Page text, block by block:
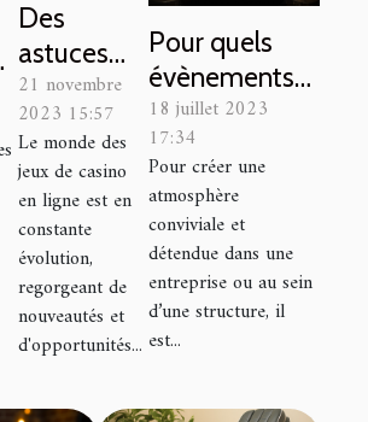
Des
astuces
pour
découvrir
les
nouveaux
jeux de
casino et
améliorer
vos
de gain
21 novembre
2023 15:57
Le monde des
jeux de casino
en ligne est en
constante
évolution,
regorgeant de
nouveautés et
d'opportunités...
Pour quels
évènements
professionnels
organiser un
apéritif
dînatoire ?
18 juillet 2023
17:34
Pour créer une
atmosphère
conviviale et
détendue dans une
entreprise ou au sein
d’une structure, il
est...